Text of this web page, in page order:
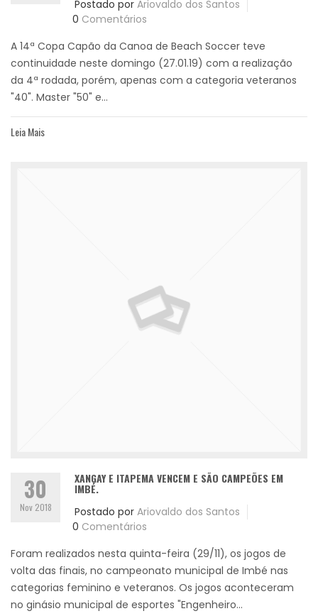
Postado por Ariovaldo dos Santos
0 Comentários
A 14ª Copa Capão da Canoa de Beach Soccer teve
continuidade neste domingo (27.01.19) com a realização
da 4ª rodada, porém, apenas com a categoria veteranos
"40". Master "50" e...
Leia Mais
30
Nov 2018
XANGAY E ITAPEMA VENCEM E SÃO CAMPEÕES EM
IMBÉ.
Postado por Ariovaldo dos Santos
0 Comentários
Foram realizados nesta quinta-feira (29/11), os jogos de
volta das finais, no campeonato municipal de Imbé nas
categorias feminino e veteranos. Os jogos aconteceram
no ginásio municipal de esportes "Engenheiro...